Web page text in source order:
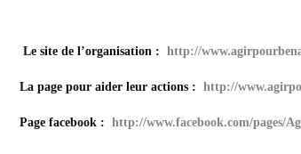
Le site de l’organisation : http://
La page pour aider leur actions : http://
Page facebook : http://www.facebook.com/pages/